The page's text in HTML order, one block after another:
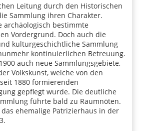
Leitung durch den Historischen
Sammlung ihren Charakter.
archäologisch bestimmte
Vordergrund. Doch auch die
kulturgeschichtliche Sammlung
kontinuierlichen Betreuung.
auch neue Sammlungsgebiete,
Volkskunst, welche von den
1880 formierenden
gepflegt wurde. Die deutliche
führte bald zu Raumnöten.
das ehemalige Patrizierhaus in der